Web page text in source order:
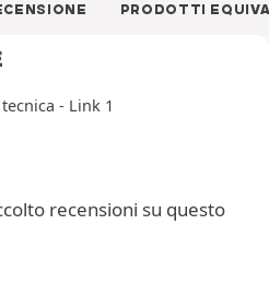
PRODOTTI
- Link 1
recensioni su questo